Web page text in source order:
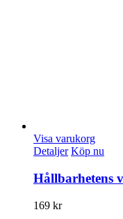
Visa varukorg
Detaljer Köp nu
Hållbarhetens
169 kr